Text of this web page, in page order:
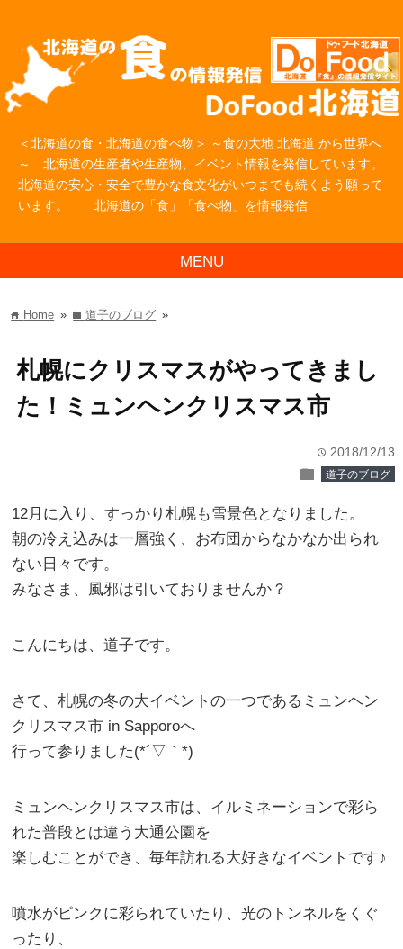
＜北海道の食・北海道の食べ物＞ ～食の大地 北海道 から世界へ
～ 北海道の生産者や生産物、イベント情報を発信しています。
北海道の安心・安全で豊かな食文化がいつまでも続くよう願って
います。 北海道の「食」「食べ物」を情報発信
MENU
home Home » folder道子のブログ »
札幌にクリスマスがやってきまし
た！ミュンヘンクリスマス市
time 2018/12/13
folder 道子のブログ
12月に入り、すっかり札幌も雪景色となりました。
朝の冷え込みは一層強く、お布団からなかなか出られ
ない日々です。
みなさま、風邪は引いておりませんか？
こんにちは、道子です。
さて、札幌の冬の大イベントの一つであるミュンヘン
クリスマス市 in Sapporoへ
行って参りました(*´▽｀*)
ミュンヘンクリスマス市は、イルミネーションで彩ら
れた普段とは違う大通公園を
楽しむことができ、毎年訪れる大好きなイベントです♪
噴水がピンクに彩られていたり、光のトンネルをくぐ
ったり、